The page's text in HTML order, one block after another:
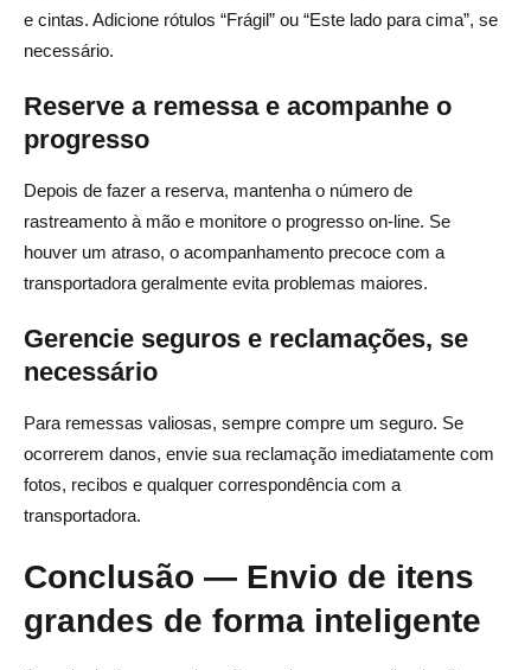
e cintas. Adicione rótulos “Frágil” ou “Este lado para cima”, se
necessário.
Reserve a remessa e acompanhe o
progresso
Depois de fazer a reserva, mantenha o número de
rastreamento à mão e monitore o progresso on-line. Se
houver um atraso, o acompanhamento precoce com a
transportadora geralmente evita problemas maiores.
Gerencie seguros e reclamações, se
necessário
Para remessas valiosas, sempre compre um seguro. Se
ocorrerem danos, envie sua reclamação imediatamente com
fotos, recibos e qualquer correspondência com a
transportadora.
Conclusão — Envio de itens
grandes de forma inteligente